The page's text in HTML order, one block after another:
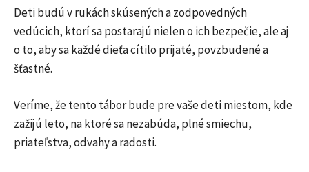
Deti budú v rukách skúsených a zodpovedných
vedúcich, ktorí sa postarajú nielen o ich bezpečie, ale aj
o to, aby sa každé dieťa cítilo prijaté, povzbudené a
šťastné.
Veríme, že tento tábor bude pre vaše deti miestom, kde
zažijú leto, na ktoré sa nezabúda, plné smiechu,
priateľstva, odvahy a radosti.